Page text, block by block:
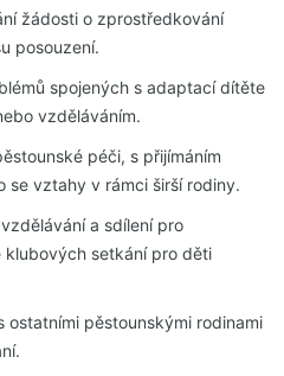
žádosti o zprostředkování
posouzení.
spojených s adaptací dítěte
vzděláváním.
péči, s přijímáním
se vztahy v rámci širší rodiny.
a sdílení pro
setkání pro děti
pěstounskými rodinami